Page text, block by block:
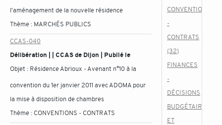
l'aménagement de la nouvelle résidence
Thème : MARCHÉS PUBLICS
CCAS-040
Délibération | | CCAS de Dijon | Publié le
Objet : Résidence Abrioux - Avenant n°10 à la
convention du 1er janvier 2011 avec ADOMA pour
la mise à disposition de chambres
Thème : CONVENTIONS - CONTRATS
CONVENTIONS
-
CONTRATS
(32)
FINANCES
-
DÉCISIONS
BUDGÉTAIRES
ET